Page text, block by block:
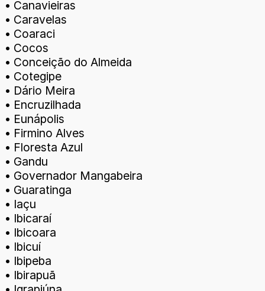
• Canavieiras
• Caravelas
• Coaraci
• Cocos
• Conceição do Almeida
• Cotegipe
• Dário Meira
• Encruzilhada
• Eunápolis
• Firmino Alves
• Floresta Azul
• Gandu
• Governador Mangabeira
• Guaratinga
• Iaçu
• Ibicaraí
• Ibicoara
• Ibicuí
• Ibipeba
• Ibirapuã